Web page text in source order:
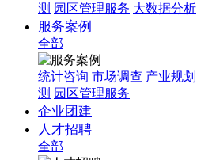
测 园区管理服务 大数据分析
服务案例
全部
统计咨询 市场调查 产业规划
测 园区管理服务
企业团建
人才招聘
全部